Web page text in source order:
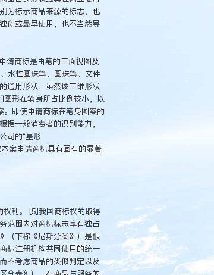
为标示商品来源的标志，也
创或最早使用，也不当然导
请商标是由笔的三面视图及
水性圆珠笔、圆珠笔、文件
通用形状，虽然该三维形状
图形在笔身所占比例较小，以
。即使申请商标在笔身图案的
一般消费者的识别能力，
司的“星形
案申请商标具有固有的显著
权利。 [5]我国商标权的取得
范围内对商标标志享有独占
（下称《尼斯分类》）是根
标注册机构共同使用的统一
不考虑商品的类似判定以及